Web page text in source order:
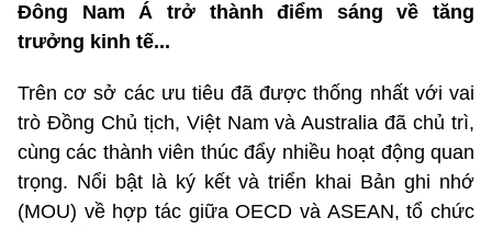
Đông Nam Á trở thành điểm sáng về tăng
trưởng kinh tế...
Trên cơ sở các ưu tiêu đã được thống nhất với vai
trò Đồng Chủ tịch, Việt Nam và Australia đã chủ trì,
cùng các thành viên thúc đẩy nhiều hoạt động quan
trọng. Nổi bật là ký kết và triển khai Bản ghi nhớ
(MOU) về hợp tác giữa OECD và ASEAN, tổ chức